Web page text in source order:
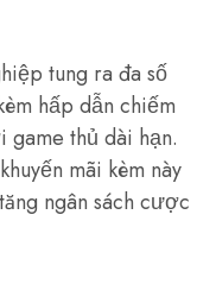
tung ra đa số
hấp dẫn chiếm
thủ dài hạn.
mãi kèm này
ngân sách cược